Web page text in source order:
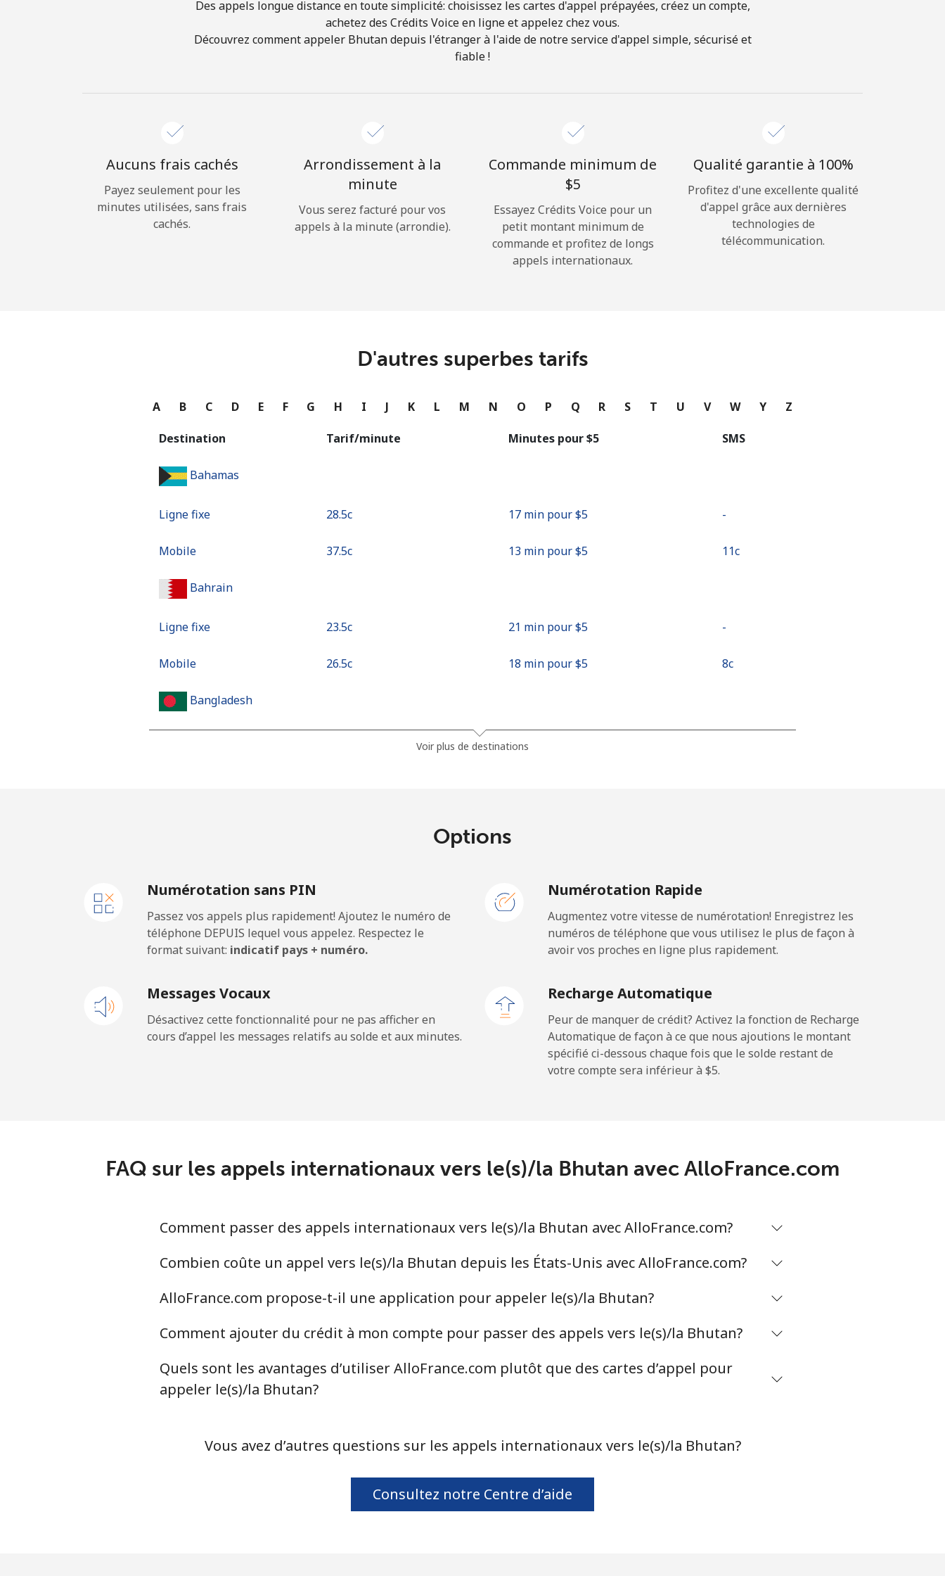
Bonjour!
Rappel du mot de passe →
Continue avec
Des appels longue distance en toute simplicité: choisissez les cartes d'appel prépayées, créez un compte,
achetez des Crédits Voice en ligne et appelez chez vous.
Découvrez comment appeler Bhutan depuis l'étranger à l'aide de notre service d'appel simple, sécurisé et
fiable !
Aucuns frais cachés
Payez seulement pour les
minutes utilisées, sans frais
cachés.
Arrondissement à la
minute
Vous serez facturé pour vos
appels à la minute (arrondie).
Commande minimum de
⁦$5⁩
Essayez Crédits Voice pour un
petit montant minimum de
commande et profitez de longs
appels internationaux.
Qualité garantie à 100%
Profitez d'une excellente qualité
d'appel grâce aux dernières
technologies de
télécommunication.
D'autres superbes tarifs
A B C D E F G H I J K L M N O P Q R S T U V W Y Z
Destination Tarif/minute Minutes pour ⁦$5⁩ SMS
Bahamas
Ligne fixe ⁦28.5c⁩ 17 min pour ⁦$5⁩ -
Mobile ⁦37.5c⁩ 13 min pour ⁦$5⁩ ⁦11c⁩
Bahrain
Ligne fixe ⁦23.5c⁩ 21 min pour ⁦$5⁩ -
Mobile ⁦26.5c⁩ 18 min pour ⁦$5⁩ ⁦8c⁩
Bangladesh
111 min pour ⁦$5⁩
Mobile 11 min pour ⁦$5⁩
Belarus
Mobile 7 min pour ⁦$5⁩
Belgium
128 min pour ⁦$5⁩
Mobile ⁦43.9c⁩ 11 min pour ⁦$5⁩ ⁦22c⁩
Benin
Ligne fixe ⁦75.9c⁩ 6 min pour ⁦$5⁩
Mobile ⁦77.5c⁩ 6 min pour ⁦$5⁩ -
Bermuda
⁦4.5c⁩ 111 min pour ⁦$5⁩ ⁦25c⁩
Voir plus de destinations
Options
Numérotation sans PIN
Passez vos appels plus rapidement! Ajoutez le numéro de
téléphone DEPUIS lequel vous appelez. Respectez le
format suivant: indicatif pays + numéro.
Numérotation Rapide
Augmentez votre vitesse de numérotation! Enregistrez les
numéros de téléphone que vous utilisez le plus de façon à
avoir vos proches en ligne plus rapidement.
Messages Vocaux
Désactivez cette fonctionnalité pour ne pas afficher en
cours d’appel les messages relatifs au solde et aux minutes.
Recharge Automatique
Peur de manquer de crédit? Activez la fonction de Recharge
Automatique de façon à ce que nous ajoutions le montant
spécifié ci-dessous chaque fois que le solde restant de
votre compte sera inférieur à ⁦$5⁩.
FAQ sur les appels internationaux vers le(s)/la Bhutan avec AlloFrance.com
Comment passer des appels internationaux vers le(s)/la Bhutan avec AlloFrance.com?
Combien coûte un appel vers le(s)/la Bhutan depuis les États-Unis avec AlloFrance.com?
AlloFrance.com propose-t-il une application pour appeler le(s)/la Bhutan?
Comment ajouter du crédit à mon compte pour passer des appels vers le(s)/la Bhutan?
Quels sont les avantages d’utiliser AlloFrance.com plutôt que des cartes d’appel pour
appeler le(s)/la Bhutan?
Vous avez d’autres questions sur les appels internationaux vers le(s)/la Bhutan?
Consultez notre Centre d’aide